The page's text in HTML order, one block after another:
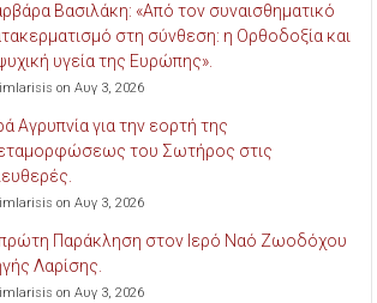
Βασιλάκη: «Από τον συναισθηματικό
στη σύνθεση: η Ορθοδοξία και
υγεία της Ευρώπης».
imlarisis on Αυγ 3, 2026
Αγρυπνία για την εορτή της
του Σωτήρος στις
imlarisis on Αυγ 3, 2026
Παράκληση στον Ιερό Ναό Ζωοδόχου
Λαρίσης.
imlarisis on Αυγ 3, 2026